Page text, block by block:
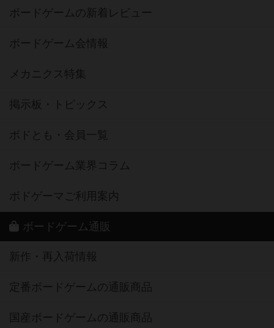
ボードゲームの新着レビュー
ボードゲーム会情報
メカニクス特集
掲示板・トピックス
ボドとも・会員一覧
ボードゲーム業界コラム
ボドゲーマご利用案内
ボードゲーム通販
新作・再入荷情報
定番ボードゲームの通販商品
国産ボードゲームの通販商品